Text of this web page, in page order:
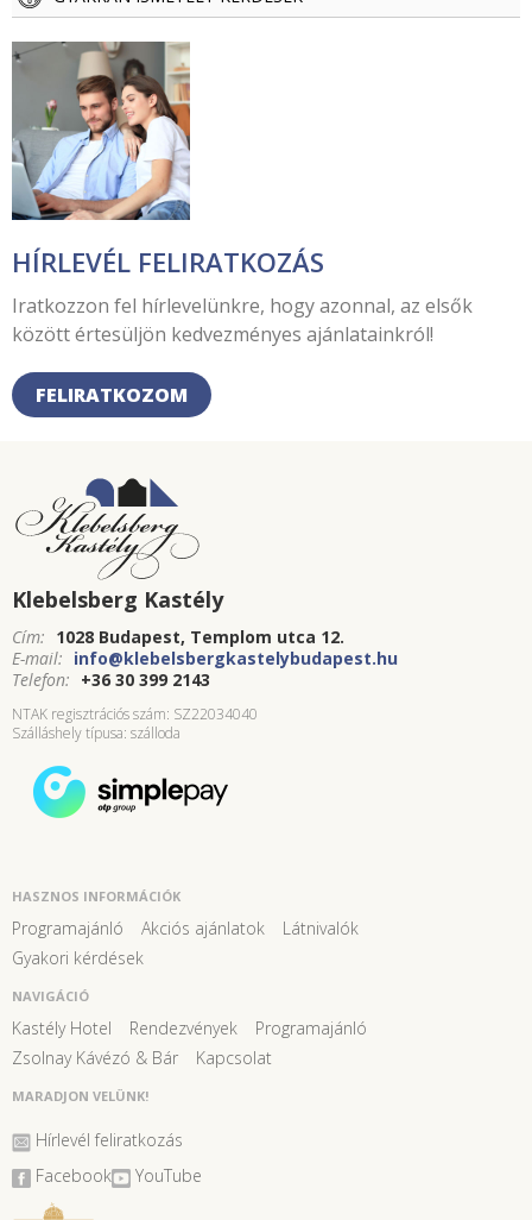
HÍRLEVÉL FELIRATKOZÁS
Iratkozzon fel hírlevelünkre, hogy azonnal, az elsők
között értesüljön kedvezményes ajánlatainkról!
FELIRATKOZOM
Klebelsberg Kastély
Cím: 1028 Budapest, Templom utca 12.
E-mail: info@klebelsbergkastelybudapest.hu
Telefon: +36 30 399 2143
NTAK regisztrációs szám: SZ22034040
Szálláshely típusa: szálloda
HASZNOS INFORMÁCIÓK
Programajánló Akciós ajánlatok
Látnivalók
Gyakori kérdések
NAVIGÁCIÓ
Kastély Hotel Rendezvények
Programajánló
Zsolnay Kávézó & Bár
Kapcsolat
MARADJON VELÜNK!
Hírlevél feliratkozás
Facebook
YouTube